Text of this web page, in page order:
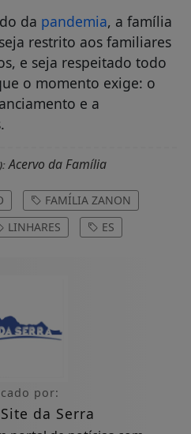
da pandemia, a família
restrito aos familiares
e seja respeitado todo
o momento exige: o
e a
Acervo da Família
FAMÍLIA ZANON
LINHARES ES
por:
da Serra